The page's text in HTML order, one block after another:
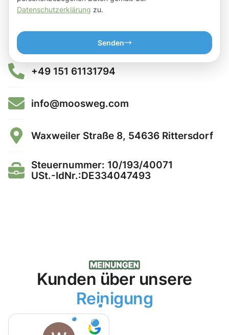
Datenschutzerklärung zu.
Senden
+49 151 61131794
info@moosweg.com
Waxweiler Straße 8, 54636 Rittersdorf
Steuernummer: 10/193/40071
USt.-IdNr.:DE334047493
Kunden über unsere
Reinigung